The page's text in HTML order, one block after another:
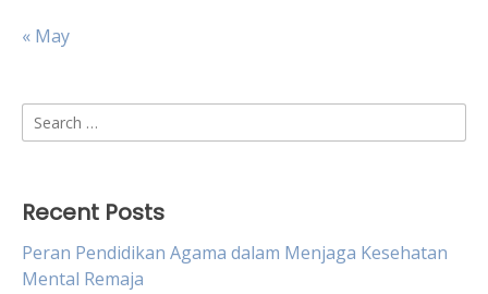
« May
Search
for:
Recent Posts
Peran Pendidikan Agama dalam Menjaga Kesehatan
Mental Remaja